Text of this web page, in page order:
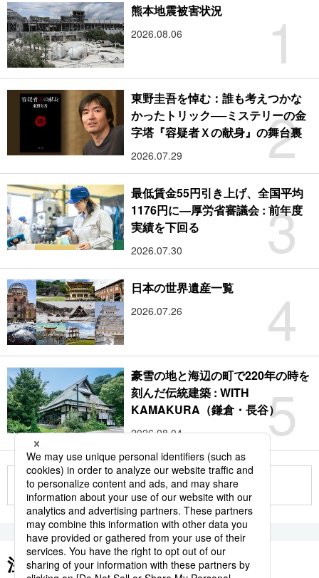
1
熊本地震被害状況
2026.08.06
2
東野圭吾を悼む：誰も考えつかな
かったトリック──ミステリーの金
字塔『容疑者Ｘの献身』の舞台裏
2026.07.29
3
最低賃金55円引き上げ、全国平均
1176円に―厚労省審議会 : 前年度
実績を下回る
2026.07.30
4
日本の世界遺産一覧
2026.07.26
5
豪雪の地と海辺の町で220年の時を
刻んだ伝統建築 : WITH
KAMAKURA（鎌倉・長谷）
2026.08.04
もっと見る
注目のキーワード